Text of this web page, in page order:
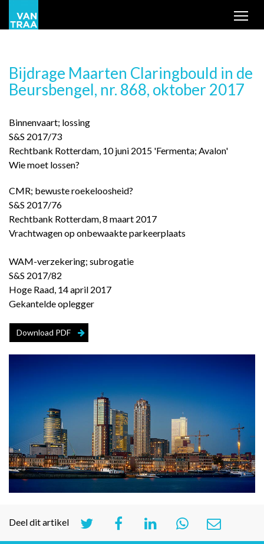
Bijdrage Maarten Claringbould in de
Beursbengel, nr. 868, oktober 2017
Binnenvaart; lossing
S&S 2017/73
Rechtbank Rotterdam, 10 juni 2015 'Fermenta; Avalon'
Wie moet lossen?
CMR; bewuste roekeloosheid?
S&S 2017/76
Rechtbank Rotterdam, 8 maart 2017
Vrachtwagen op onbewaakte parkeerplaats
WAM-verzekering; subrogatie
S&S 2017/82
Hoge Raad, 14 april 2017
Gekantelde oplegger
Download PDF
Deel dit artikel